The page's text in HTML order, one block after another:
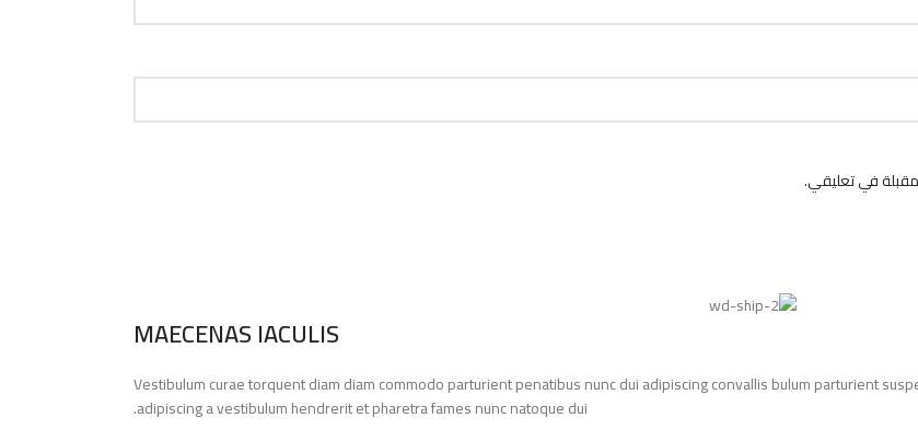
في تعليقي.
MAECENAS IACULIS
Vestibulum curae torquent diam diam commodo parturient penatibus nunc dui adipiscing convallis bulum parturient
adipiscing a vestibulum hendrerit et pharetra fames nunc natoque dui.